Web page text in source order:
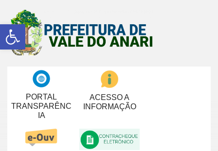
Abrir a barra de ferramentas
PORTAL
TRANSPARÊNC
IA
ACESSO A
INFORMAÇÃO